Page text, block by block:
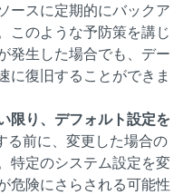
ースに定期的にバックア
このような予防策を講じ
発生した場合でも、デー
に復旧することができま
限り、デフォルト設定を
る前に、変更した場合の
特定のシステム設定を変
危険にさらされる可能性